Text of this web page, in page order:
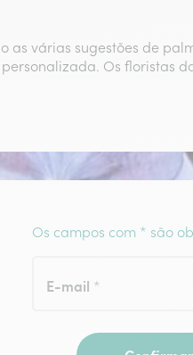
várias sugestões de
Os floristas
Os campos com * são
E-mail *